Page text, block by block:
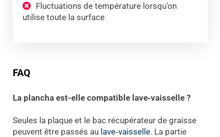
Fluctuations de température lorsqu’on
utilise toute la surface
FAQ
La plancha est-elle compatible lave‑vaisselle ?
Seules la plaque et le bac récupérateur de graisse
peuvent être passés au lave‑vaisselle. La partie